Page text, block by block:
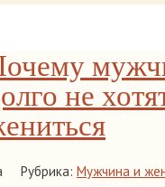
не
Рубрика: Мужчина и